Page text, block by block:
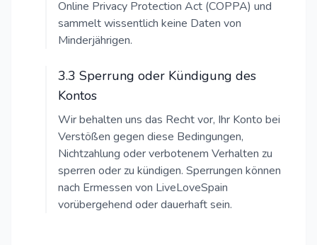
Online Privacy Protection Act (COPPA) und
sammelt wissentlich keine Daten von
Minderjährigen.
3.3 Sperrung oder Kündigung des
Kontos
Wir behalten uns das Recht vor, Ihr Konto bei
Verstößen gegen diese Bedingungen,
Nichtzahlung oder verbotenem Verhalten zu
sperren oder zu kündigen. Sperrungen können
nach Ermessen von LiveLoveSpain
vorübergehend oder dauerhaft sein.